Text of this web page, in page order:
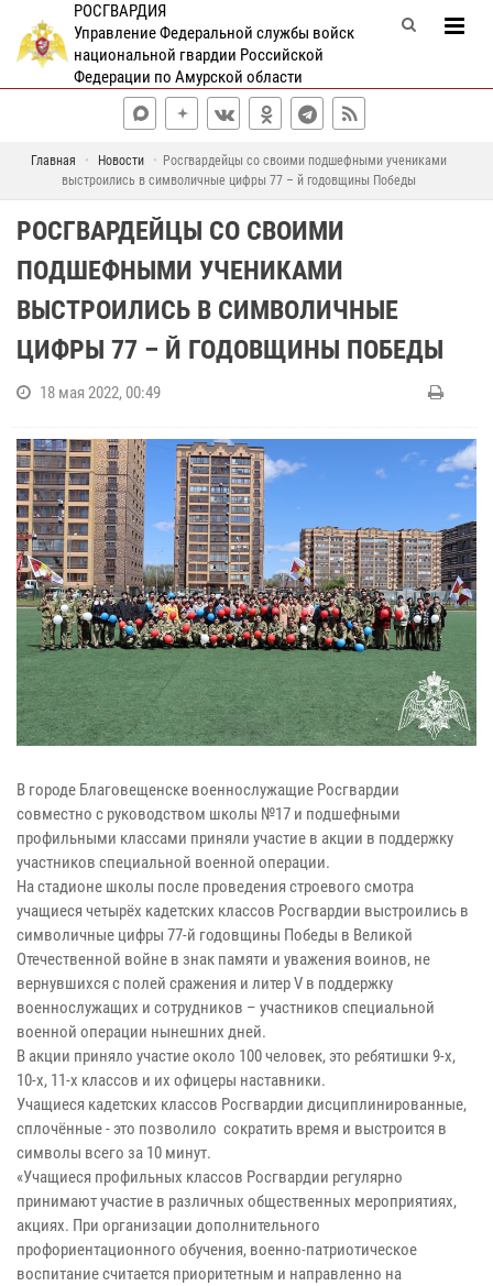
РОСГВАРДИЯ
Управление Федеральной службы войск
национальной гвардии Российской
Федерации по Амурской области
Главная Новости
Росгвардейцы со своими подшефными учениками
выстроились в символичные цифры 77 – й годовщины Победы
РОСГВАРДЕЙЦЫ СО СВОИМИ
ПОДШЕФНЫМИ УЧЕНИКАМИ
ВЫСТРОИЛИСЬ В СИМВОЛИЧНЫЕ
ЦИФРЫ 77 – Й ГОДОВЩИНЫ ПОБЕДЫ
18 мая 2022, 00:49
В городе Благовещенске военнослужащие Росгвардии
совместно с руководством школы №17 и подшефными
профильными классами приняли участие в акции в поддержку
участников специальной военной операции.
На стадионе школы после проведения строевого смотра
учащиеся четырёх кадетских классов Росгвардии выстроились в
символичные цифры 77-й годовщины Победы в Великой
Отечественной войне в знак памяти и уважения воинов, не
вернувшихся с полей сражения и литер V в поддержку
военнослужащих и сотрудников – участников специальной
военной операции нынешних дней.
В акции приняло участие около 100 человек, это ребятишки 9-х,
10-х, 11-х классов и их офицеры наставники.
Учащиеся кадетских классов Росгвардии дисциплинированные,
сплочённые - это позволило сократить время и выстроится в
символы всего за 10 минут.
«Учащиеся профильных классов Росгвардии регулярно
принимают участие в различных общественных мероприятиях,
акциях. При организации дополнительного
профориентационного обучения, военно-патриотическое
воспитание считается приоритетным и направленно на